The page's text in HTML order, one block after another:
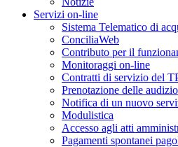
Servizi on-line
Sistema Telematico di
ConciliaWeb
Contributo per il
Monitoraggi on-line
Contratti di servizio del
Prenotazione delle
Notifica di un nuovo
Modulistica
Accesso agli atti
Pagamenti spontanei